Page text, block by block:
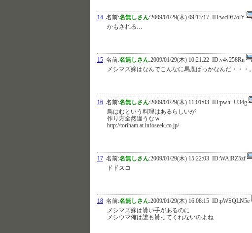
14 名前:名無しさん:2009/01/29(木) 09:13:17 ID:wcDf7olY
かもされる…
15 名前:名無しさん:2009/01/29(木) 10:21:22 ID:v4v258Rn
メシマズ嫁はなんでこんなに馬鹿ばっかなんだ・・・。
16 名前:名無しさん:2009/01/29(木) 11:01:03 ID:pwh+U34g
鳥はむという料理はあるらしいが
作り方全然違うなｗ
http://toriham.at.infoseek.co.jp/
17 名前:名無しさん:2009/01/29(木) 15:22:03 ID:WAlRZ5zf
ドドスコ
18 名前:名無しさん:2009/01/29(木) 16:08:15 ID:pWSQLN5e
メシマズ嫁は貰い手があるのに
メシウマ俺は誰も貰ってくれないのよね